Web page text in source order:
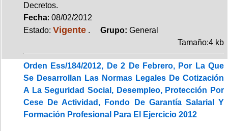
Decretos.
Fecha: 08/02/2012
Estado: Vigente . Grupo: General
Tamaño:4 kb
Orden Ess/184/2012, De 2 De Febrero, Por La Que
Se Desarrollan Las Normas Legales De Cotización
A La Seguridad Social, Desempleo, Protección Por
Cese De Actividad, Fondo De Garantía Salarial Y
Formación Profesional Para El Ejercicio 2012